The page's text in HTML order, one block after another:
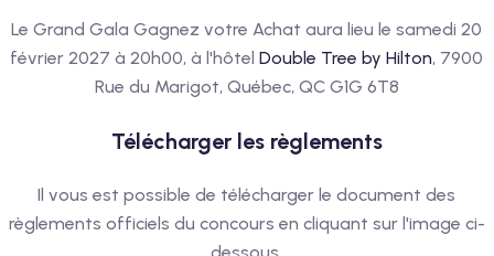
Le Grand Gala Gagnez votre Achat aura lieu le samedi 20
février 2027 à 20h00, à l'hôtelDouble Tree by Hilton, 7900
Rue du Marigot, Québec, QC G1G 6T8
Télécharger les règlements
Il vous est possible de télécharger le document des
règlements officiels du concours en cliquant sur l'image ci-